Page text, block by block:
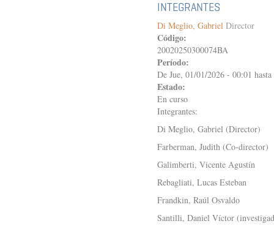
PLATA
EN
UNA
DE
1780
INTEGRANTES
Di Meglio, Gabriel Director
Código:
20020250300074BA
Período:
De Jue, 01/01/2026 - 00:01 hasta
Estado:
En curso
Integrantes:
Di Meglio, Gabriel (Director)
Farberman, Judith (Co-director)
Galimberti, Vicente Agustín
Rebagliati, Lucas Esteban
Frandkin, Raúl Osvaldo
Santilli, Daniel Víctor